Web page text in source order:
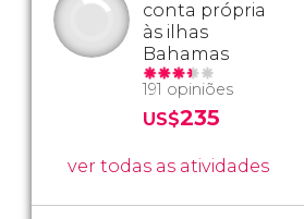
conta própria
às ilhas
Bahamas
191 opiniões
US$235
ver todas as atividades